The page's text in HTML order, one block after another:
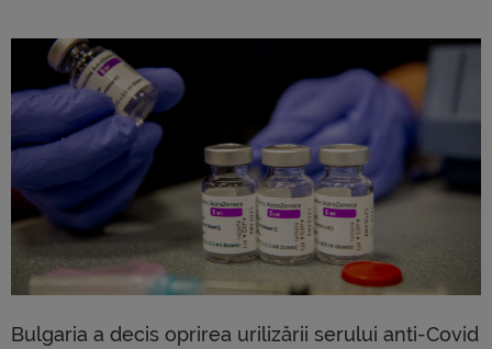
Bulgaria a decis oprirea urilizării serului anti-Covid